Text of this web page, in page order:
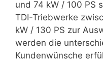
und 74 kW / 100 PS
TDI-Triebwerke
kW / 130 PS zur
werden die
Kundenwünsche